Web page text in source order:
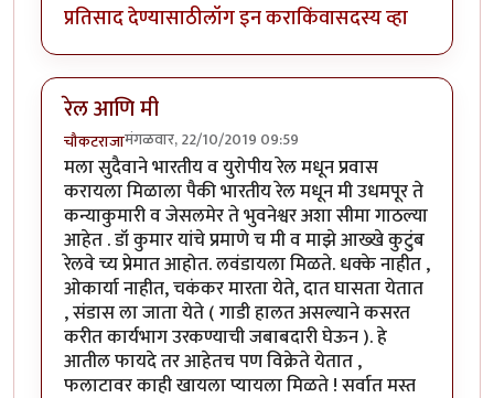
प्रतिसाद देण्यासाठीलॉग इन कराकिंवासदस्य व्हा
रेल आणि मी
चौकटराजामंगळवार, 22/10/2019 09:59
मला सुदैवाने भारतीय व युरोपीय रेल मधून प्रवास
करायला मिळाला पैकी भारतीय रेल मधून मी उधमपूर ते
कन्याकुमारी व जेसलमेर ते भुवनेश्वर अशा सीमा गाठल्या
आहेत . डॉ कुमार यांचे प्रमाणे च मी व माझे आख्खे कुटुंब
रेलवे च्य प्रेमात आहोत. लवंडायला मिळते. धक्के नाहीत ,
ओकार्या नाहीत, चकंकर मारता येते, दात घासता येतात
, संडास ला जाता येते ( गाडी हालत असल्याने कसरत
करीत कार्यभाग उरकण्याची जबाबदारी घेऊन ). हे
आतील फायदे तर आहेतच पण विक्रेते येतात ,
फलाटावर काही खायला प्यायला मिळते ! सर्वात मस्त